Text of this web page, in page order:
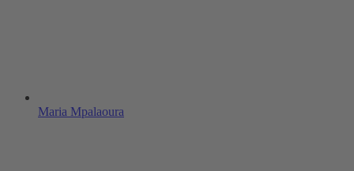
Maria Mpalaoura